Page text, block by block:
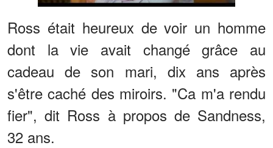
Ross était heureux de voir un homme
dont la vie avait changé grâce au
cadeau de son mari, dix ans après
s'être caché des miroirs. "Ca m'a rendu
fier", dit Ross à propos de Sandness,
32 ans.